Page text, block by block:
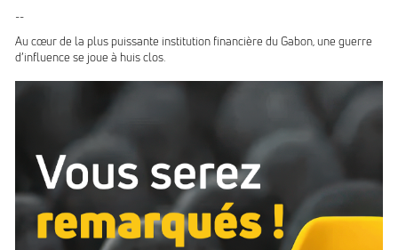
--
Au cœur de la plus puissante institution financière du Gabon, une guerre
d’influence se joue à huis clos.